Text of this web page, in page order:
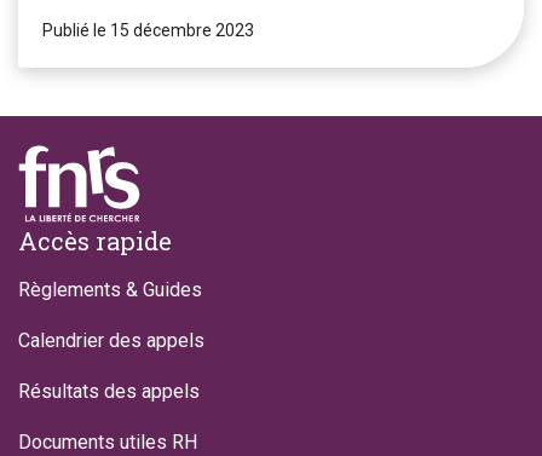
Publié le 15 décembre 2023
Footer
Accès rapide
Règlements & Guides
Calendrier des appels
Résultats des appels
Documents utiles RH